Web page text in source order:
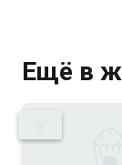
Ещё в